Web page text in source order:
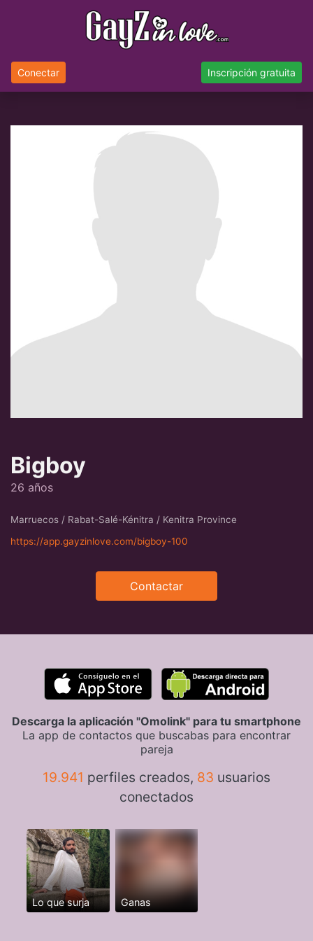
Conectar Inscripción gratuita
Bigboy
26 años
Marruecos / Rabat-Salé-Kénitra / Kenitra Province
https://app.gayzinlove.com/bigboy-100
Contactar
Descarga la aplicación "Omolink" para tu smartphone
La app de contactos que buscabas para encontrar
pareja
19.941 perfiles creados, 83 usuarios
conectados
Lo que surja Ganas